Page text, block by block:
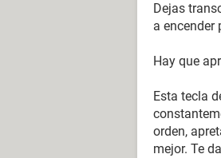
Dejas
a encender
Hay que
Esta tecla
orden,
mejor. Te